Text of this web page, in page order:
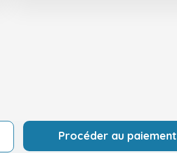
Procéder au paiement